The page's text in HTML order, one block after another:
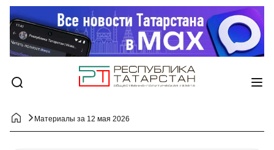
Материалы за 12 мая 2026